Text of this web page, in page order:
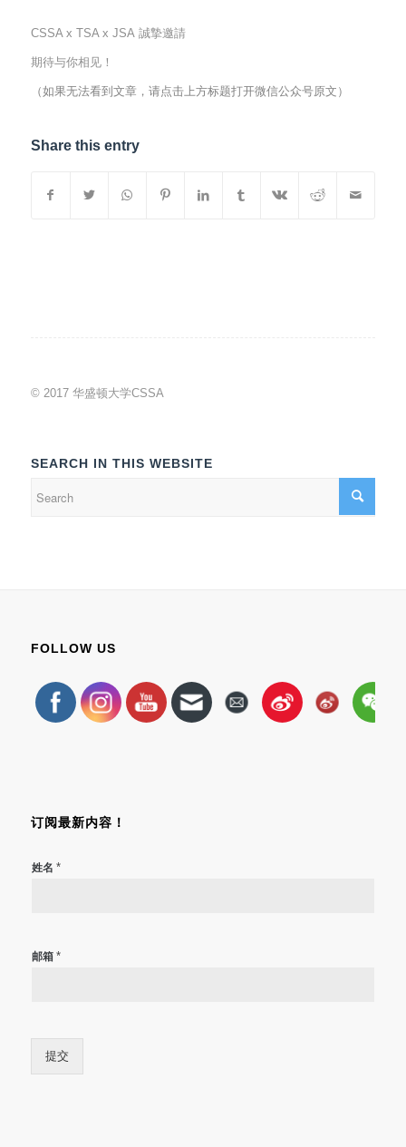
CSSA x TSA x JSA 誠摯邀請
期待与你相见！
（如果无法看到文章，请点击上方标题打开微信公众号原文）
Share this entry
© 2017 华盛顿大学CSSA
SEARCH IN THIS WEBSITE
FOLLOW US
订阅最新内容！
姓名 *
邮箱 *
提交